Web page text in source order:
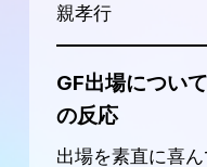
親孝行
GF出場につい
の反応
出場を素直に喜